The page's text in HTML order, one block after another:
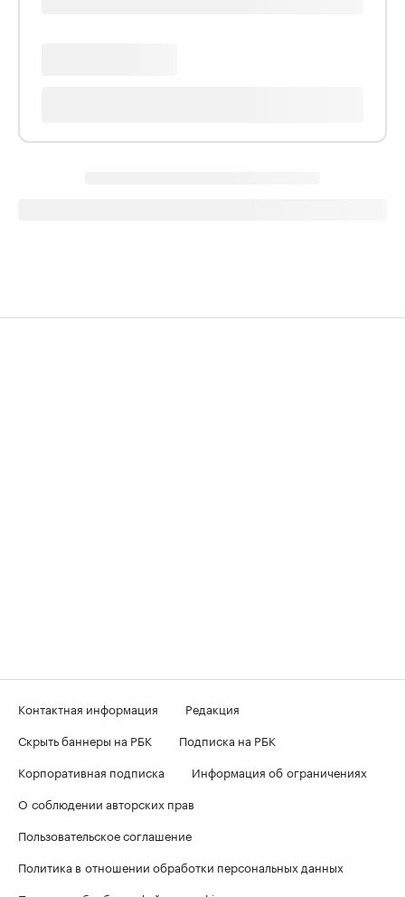
Контактная информация
Редакция
Скрыть баннеры на РБК
Подписка на РБК
Корпоративная подписка
Информация об ограничениях
О соблюдении авторских прав
Пользовательское соглашение
Политика в отношении обработки персональных данных